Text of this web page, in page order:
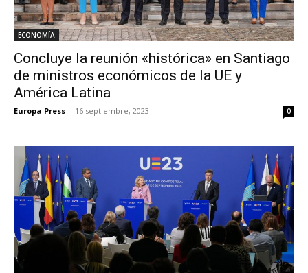
ECONOMÍA
Concluye la reunión «histórica» en Santiago
de ministros económicos de la UE y
América Latina
Europa Press - 16 septiembre, 2023 0